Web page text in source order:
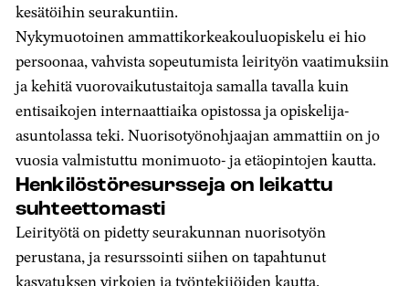
kesätöihin seurakuntiin.
Nykymuotoinen ammattikorkeakouluopiskelu ei hio
persoonaa, vahvista sopeutumista leirityön vaatimuksiin
ja kehitä vuorovaikutustaitoja samalla tavalla kuin
entisaikojen internaattiaika opistossa ja opiskelija-
asuntolassa teki. Nuorisotyönohjaajan ammattiin on jo
vuosia valmistuttu monimuoto- ja etäopintojen kautta.
Henkilöstöresursseja on leikattu
suhteettomasti
Leirityötä on pidetty seurakunnan nuorisotyön
perustana, ja resurssointi siihen on tapahtunut
kasvatuksen virkojen ja työntekijöiden kautta.